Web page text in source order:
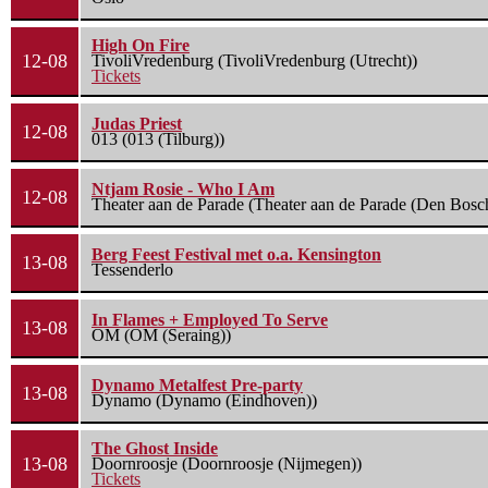
12-08
High On Fire
TivoliVredenburg (TivoliVredenburg (Utrecht))
Tickets
12-08
Judas Priest
013 (013 (Tilburg))
12-08
Ntjam Rosie - Who I Am
Theater aan de Parade (Theater aan de Parade (Den
13-08
Berg Feest Festival met o.a. Kensington
Tessenderlo
13-08
In Flames + Employed To Serve
OM (OM (Seraing))
13-08
Dynamo Metalfest Pre-party
Dynamo (Dynamo (Eindhoven))
13-08
The Ghost Inside
Doornroosje (Doornroosje (Nijmegen))
Tickets